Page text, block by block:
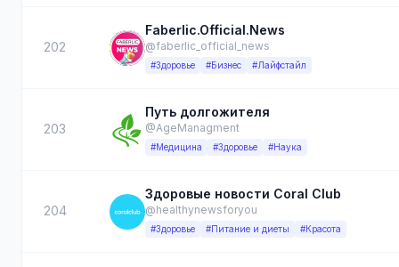
202
Faberlic.Official.News
@faberlic_official_news
#Здоровье #Бизнес #Лайфстайл
203
Путь долгожителя
@AgeManagment
#Медицина #Здоровье #Наука
204
Здоровые новости Coral Club
@healthynewsforyou
#Здоровье #Питание и диеты #Красота